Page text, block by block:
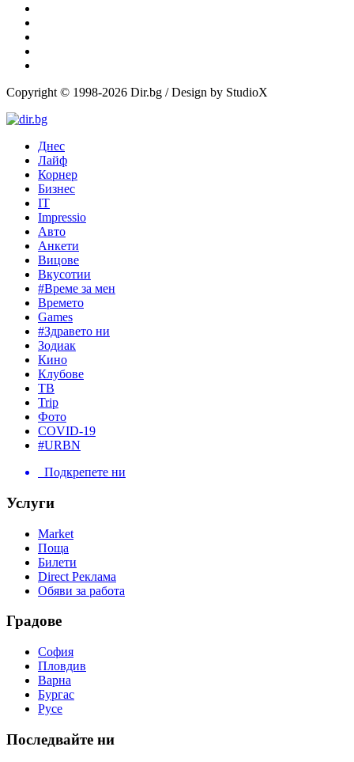
Copyright © 1998-2026 Dir.bg / Design by StudioX
Днес
Лайф
Корнер
Бизнес
IT
Impressio
Авто
Анкети
Вицове
Вкусотии
#Време за мен
Времето
Games
#Здравето ни
Зодиак
Кино
Клубове
ТВ
Trip
Фото
COVID-19
#URBN
Подкрепете ни
Услуги
Market
Поща
Билети
Direct Реклама
Обяви за работа
Градове
София
Пловдив
Варна
Бургас
Русе
Последвайте ни